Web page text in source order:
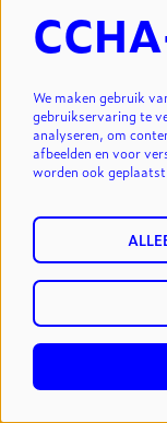
We maken gebruik
gebruikservaring te
analyseren, om
afbeelden en voor
worden ook